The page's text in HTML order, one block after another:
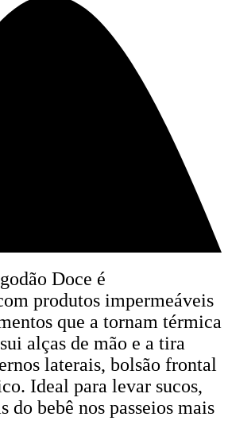
Doce é
produtos impermeáveis
que a tornam térmica
alças de mão e a tira
laterais, bolsão frontal
Ideal para levar sucos,
do bebê nos passeios mais